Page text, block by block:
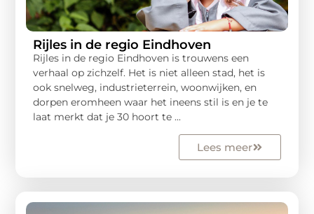
Rijles in de regio Eindhoven
Rijles in de regio Eindhoven is trouwens een
verhaal op zichzelf. Het is niet alleen stad, het is
ook snelweg, industrieterrein, woonwijken, en
dorpen eromheen waar het ineens stil is en je te
laat merkt dat je 30 hoort te ...
Lees meer